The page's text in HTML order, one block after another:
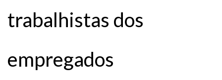
trabalhistas dos
empregados